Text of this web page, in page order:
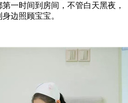
一时间到房间，不管白天黑夜，
边照顾宝宝。